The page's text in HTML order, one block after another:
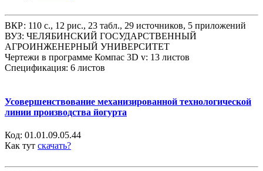
ВКР: 110 с., 12 рис., 23 табл., 29 источников, 5 приложений
ВУЗ: ЧЕЛЯБИНСКИЙ ГОСУДАРСТВЕННЫЙ
АГРОИНЖЕНЕРНЫЙ УНИВЕРСИТЕТ
Чертежи в программе Компас 3D v: 13 листов
Спецификация: 6 листов
Усовершенствование механизированной технологической
линии производства йогурта
Код: 01.01.09.05.44
Как тут скачать?